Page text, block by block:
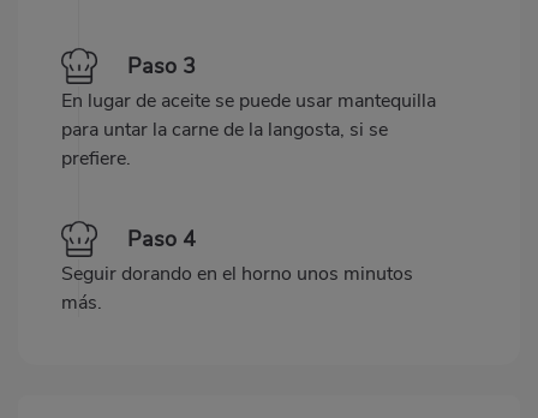
Paso 3
En lugar de aceite se puede usar mantequilla
para untar la carne de la langosta, si se
prefiere.
Paso 4
Seguir dorando en el horno unos minutos
más.